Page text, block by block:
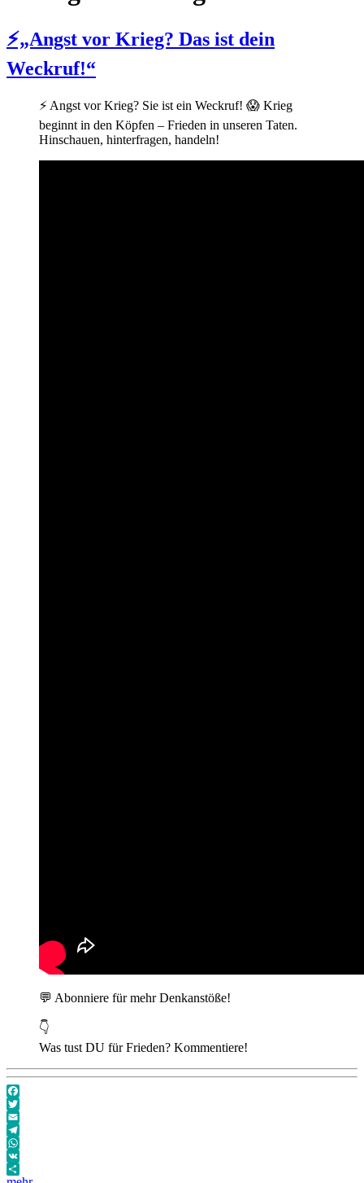
⚡„Angst vor Krieg? Das ist dein
Weckruf!“
⚡ Angst vor Krieg? Sie ist ein Weckruf! 😱 Krieg
beginnt in den Köpfen – Frieden in unseren Taten.
Hinschauen, hinterfragen, handeln!
💬 Abonniere für mehr Denkanstöße!
👇
Was tust DU für Frieden? Kommentiere!
Facebook
Twitter
Email
Telegram
WhatsApp
VK